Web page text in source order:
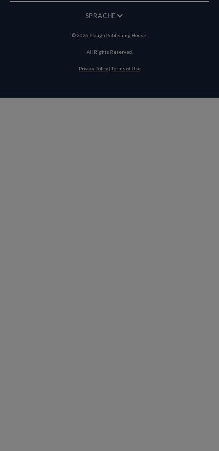
SPRACHE
©2026 Plough Publishing House.
All Rights Reserved.
Privacy Policy|Terms of Use